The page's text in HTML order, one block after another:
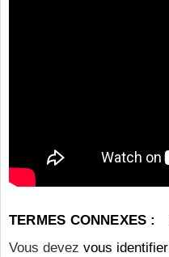
TERMES CONNEXES :
Vous devez vous identifier